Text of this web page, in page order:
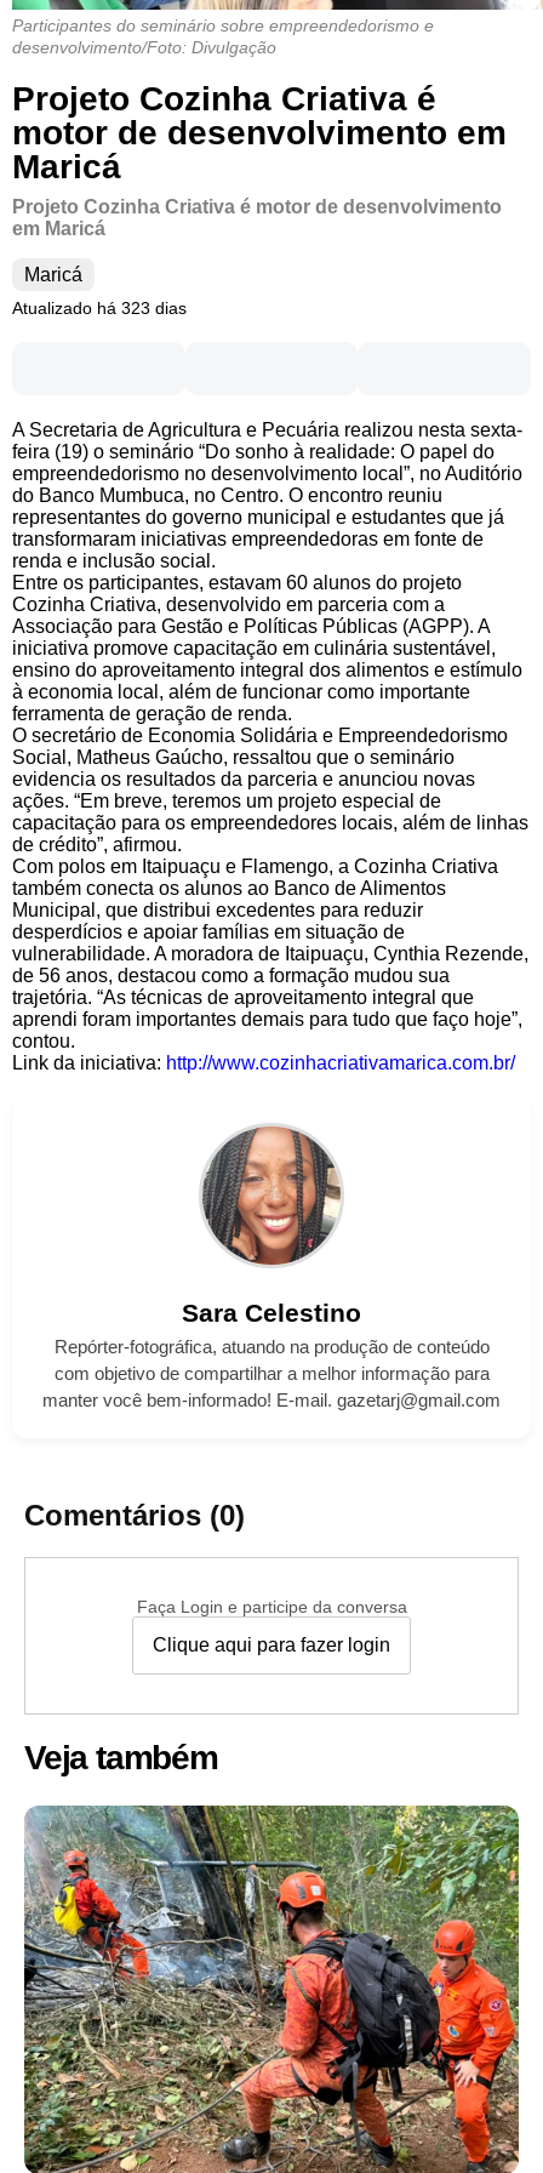
Participantes do seminário sobre empreendedorismo e
desenvolvimento/Foto: Divulgação
Projeto Cozinha Criativa é
motor de desenvolvimento em
Maricá
Projeto Cozinha Criativa é motor de desenvolvimento
em Maricá
Maricá
Atualizado há 323 dias
A Secretaria de Agricultura e Pecuária realizou nesta sexta-
feira (19) o seminário “Do sonho à realidade: O papel do
empreendedorismo no desenvolvimento local”, no Auditório
do Banco Mumbuca, no Centro. O encontro reuniu
representantes do governo municipal e estudantes que já
transformaram iniciativas empreendedoras em fonte de
renda e inclusão social.
Entre os participantes, estavam 60 alunos do projeto
Cozinha Criativa, desenvolvido em parceria com a
Associação para Gestão e Políticas Públicas (AGPP). A
iniciativa promove capacitação em culinária sustentável,
ensino do aproveitamento integral dos alimentos e estímulo
à economia local, além de funcionar como importante
ferramenta de geração de renda.
O secretário de Economia Solidária e Empreendedorismo
Social, Matheus Gaúcho, ressaltou que o seminário
evidencia os resultados da parceria e anunciou novas
ações. “Em breve, teremos um projeto especial de
capacitação para os empreendedores locais, além de linhas
de crédito”, afirmou.
Com polos em Itaipuaçu e Flamengo, a Cozinha Criativa
também conecta os alunos ao Banco de Alimentos
Municipal, que distribui excedentes para reduzir
desperdícios e apoiar famílias em situação de
vulnerabilidade. A moradora de Itaipuaçu, Cynthia Rezende,
de 56 anos, destacou como a formação mudou sua
trajetória. “As técnicas de aproveitamento integral que
aprendi foram importantes demais para tudo que faço hoje”,
contou.
Link da iniciativa: http://www.cozinhacriativamarica.com.br/
Sara Celestino
Repórter-fotográfica, atuando na produção de conteúdo
com objetivo de compartilhar a melhor informação para
manter você bem-informado! E-mail. gazetarj@gmail.com
Comentários (0)
Faça Login e participe da conversa
Clique aqui para fazer login
Veja também